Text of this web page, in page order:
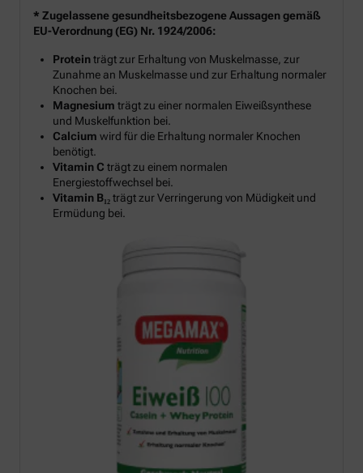
* Zugelassene gesundheitsbezogene Aussagen gemäß
EU-Verordnung (EG) Nr. 1924/2006:
Proteinträgt zur Erhaltung von Muskelmasse, zur
Zunahme an Muskelmasse und zur Erhaltung normaler
Knochen bei.
Magnesium trägt zu einer normalen Eiweißsynthese
und Muskelfunktion bei.
Calcium wird für die Erhaltung normaler Knochen
benötigt.
Vitamin C trägt zu einem normalen
Energiestoffwechsel bei.
Vitamin B₁₂trägt zur Verringerung von Müdigkeit und
Ermüdung bei.